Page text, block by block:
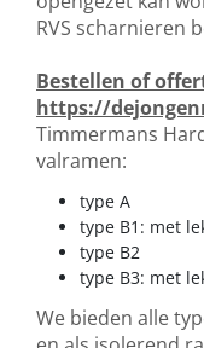
RVS scharnieren
Bestellen of
https://
Timmermans
valramen:
type A
type B1: met
type B2
type B3: met
We bieden alle